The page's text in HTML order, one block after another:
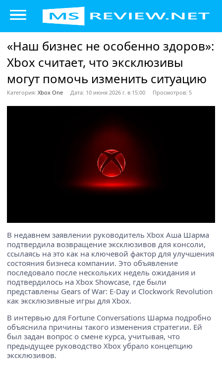
«Наш бизнес не особенно здоров»:
Xbox считает, что эксклюзивы
могут помочь изменить ситуацию
Категория: Xbox One Дата: 10 июня 2026 г. в 15:00 Просмотров: 5
В недавнем заявлении руководитель Xbox Аша Шарма
подтвердила возвращение эксклюзивов для консоли,
ссылаясь на это как на ключевой фактор для улучшения
состояния бизнеса компании. Это объявление
последовало после нескольких недель ожидания и
подтвердилось на Xbox Showcase, где были
представлены Gears of War: E-Day и Clockwork Revolution
как эксклюзивные игры для Xbox.
В интервью для Fortune Conversations Шарма подробно
объяснила причины такого изменения стратегии. Ей
был задан вопрос о смене курса, учитывая, что
предыдущее руководство Xbox убрало концепцию
эксклюзивов.